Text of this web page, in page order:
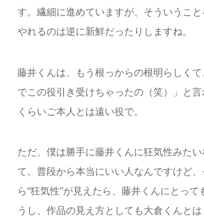
す。繊細に進めていますが、そういうこ
やれるのは逆に新鮮だったりしますね。
藤井くんは、もう根っからの根明らしく
でこの役引き受けちゃったの（笑）」と
くらいご本人とは遠い役で。
ただ、僕は勝手に藤井くんに狂気性みた
て。普段から本当にいい人なんですけど
ら“狂気性”が見えたら、藤井くんにとっ
うし、作品の見え方としても大倉くんと